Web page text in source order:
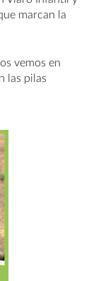
marcan la
vemos en
las pilas